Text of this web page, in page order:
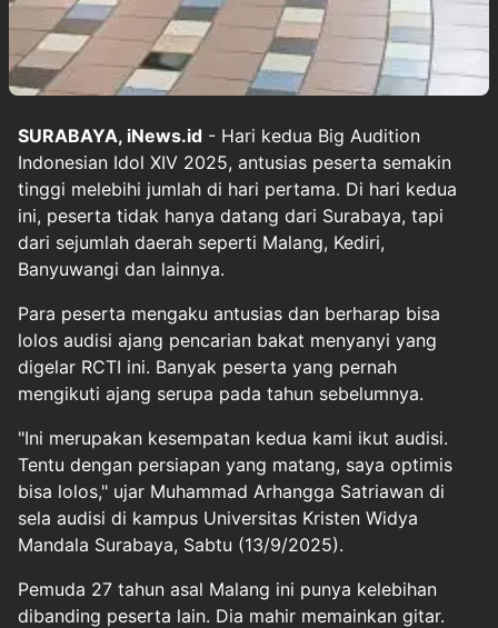
SURABAYA, iNews.id - Hari kedua Big Audition
Indonesian Idol XIV 2025, antusias peserta semakin
tinggi melebihi jumlah di hari pertama. Di hari kedua
ini, peserta tidak hanya datang dari Surabaya, tapi
dari sejumlah daerah seperti Malang, Kediri,
Banyuwangi dan lainnya.
Para peserta mengaku antusias dan berharap bisa
lolos audisi ajang pencarian bakat menyanyi yang
digelar RCTI ini. Banyak peserta yang pernah
mengikuti ajang serupa pada tahun sebelumnya.
"Ini merupakan kesempatan kedua kami ikut audisi.
Tentu dengan persiapan yang matang, saya optimis
bisa lolos," ujar Muhammad Arhangga Satriawan di
sela audisi di kampus Universitas Kristen Widya
Mandala Surabaya, Sabtu (13/9/2025).
Pemuda 27 tahun asal Malang ini punya kelebihan
dibanding peserta lain. Dia mahir memainkan gitar.